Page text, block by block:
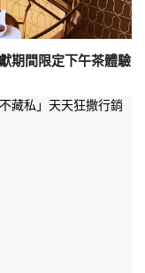
期間限定下午茶體驗